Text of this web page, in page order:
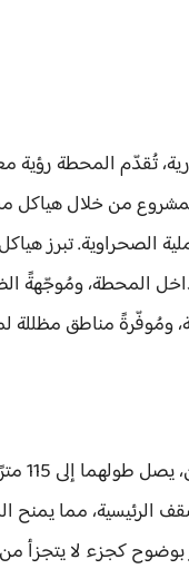
تُقدّم المحطة رؤية
من خلال هياكل
الصحراوية. تبرز
المحطة، ومُوجّهةً
ومُوفّرةً مناطق مظللة
يدعم
الأسقف الرئيسية، مما
بوضوح كجزء لا يتجزأ